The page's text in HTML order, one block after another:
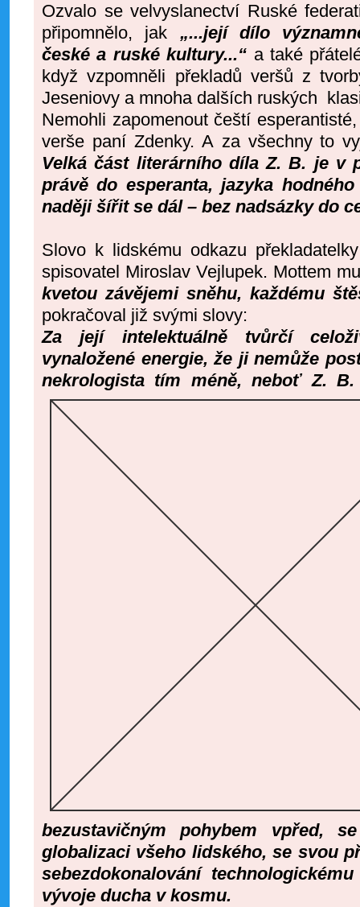
Ozvalo se velvyslanectví Ruské
připomnělo, jak „...její dílo
české a ruské kultury...“ a také
když vzpomněli překladů veršů z
Jeseniovy a mnoha dalších ruských
Nemohli zapomenout čeští
verše paní Zdenky. A za všechny to
Velká část literárního díla Z. B. je v
právě do esperanta, jazyka
naději šířit se dál – bez nadsázky do
Slovo k lidskému odkazu
spisovatel Miroslav Vejlupek. Mottem
kvetou závějemi sněhu, každému
pokračoval již svými slovy:
Za její intelektuálně tvůrčí
vynaložené energie, že ji nemůže
nekrologista tím méně, neboť Z.
bezustavičným pohybem vpřed,
globalizaci všeho lidského, se svou
sebezdokonalování
vývoje ducha v kosmu.